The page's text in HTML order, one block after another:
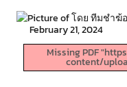
February 21, 2024
Missing PDF
content/